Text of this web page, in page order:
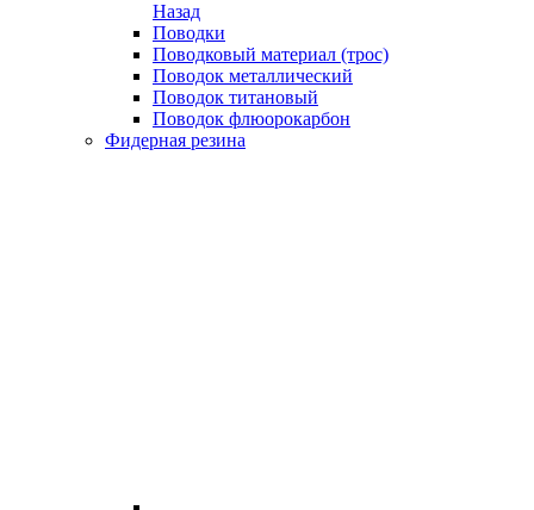
Назад
Поводки
Поводковый материал (трос)
Поводок металлический
Поводок титановый
Поводок флюорокарбон
Фидерная резина